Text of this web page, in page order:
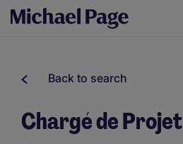
Back to search
Chargé de Projet